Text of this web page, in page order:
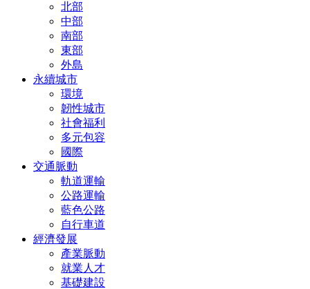
北部
中部
南部
東部
外島
永續城市
環境
韌性城市
社會福利
多元包容
國際
交通脈動
軌道運輸
公路運輸
藍色公路
自行車道
經濟發展
產業脈動
就業人才
基礎建設